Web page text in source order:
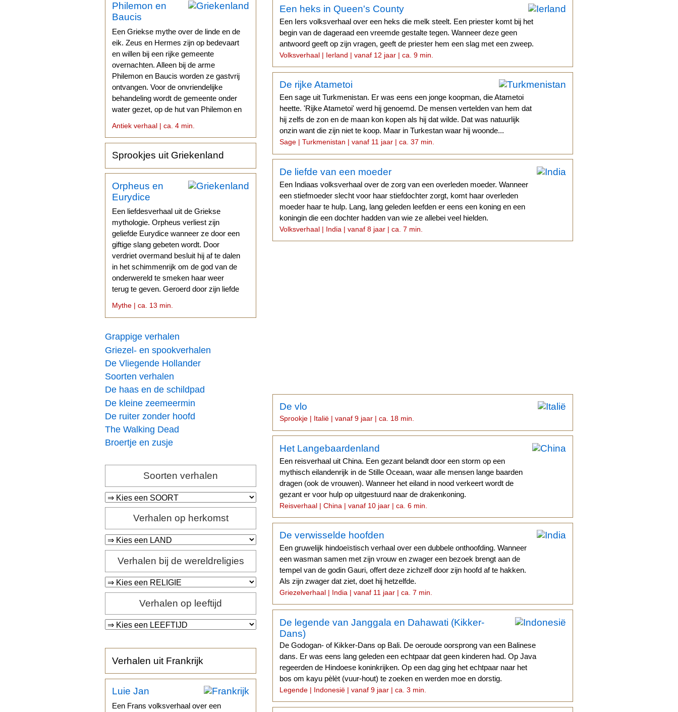
Philemon en
Baucis
Een Griekse mythe over de linde en de
eik. Zeus en Hermes zijn op bedevaart
en willen bij een rijke gemeente
overnachten. Alleen bij de arme
Philemon en Baucis worden ze gastvrij
ontvangen. Voor de onvriendelijke
behandeling wordt de gemeente onder
water gezet, op de hut van Philemon en
Antiek verhaal | ca. 4 min.
Sprookjes uit Griekenland
Orpheus en
Eurydice
Een liefdesverhaal uit de Griekse
mythologie. Orpheus verliest zijn
geliefde Eurydice wanneer ze door een
giftige slang gebeten wordt. Door
verdriet overmand besluit hij af te dalen
in het schimmenrijk om de god van de
onderwereld te smeken haar weer
terug te geven. Geroerd door zijn liefde
Mythe | ca. 13 min.
Grappige verhalen
Griezel- en spookverhalen
De Vliegende Hollander
Soorten verhalen
De haas en de schildpad
De kleine zeemeermin
De ruiter zonder hoofd
The Walking Dead
Broertje en zusje
Soorten verhalen
Verhalen op herkomst
Verhalen bij de wereldreligies
Verhalen op leeftijd
Verhalen uit Frankrijk
Luie Jan
Een Frans volksverhaal over een
Een heks in Queen's County
Een Iers volksverhaal over een heks die melk steelt. Een priester komt bij het
begin van de dageraad een vreemde gestalte tegen. Wanneer deze geen
antwoord geeft op zijn vragen, geeft de priester hem een slag met een zweep.
Volksverhaal | Ierland | vanaf 12 jaar | ca. 9 min.
De rijke Atametoi
Een sage uit Turkmenistan. Er was eens een jonge koopman, die Atametoi
heette. 'Rijke Atametoi' werd hij genoemd. De mensen vertelden van hem dat
hij zelfs de zon en de maan kon kopen als hij dat wilde. Dat was natuurlijk
onzin want die zijn niet te koop. Maar in Turkestan waar hij woonde...
Sage | Turkmenistan | vanaf 11 jaar | ca. 37 min.
De liefde van een moeder
Een Indiaas volksverhaal over de zorg van een overleden moeder. Wanneer
een stiefmoeder slecht voor haar stiefdochter zorgt, komt haar overleden
moeder haar te hulp. Lang, lang geleden leefden er eens een koning en een
koningin die een dochter hadden van wie ze allebei veel hielden.
Volksverhaal | India | vanaf 8 jaar | ca. 7 min.
De vlo
Sprookje | Italië | vanaf 9 jaar | ca. 18 min.
Het Langebaardenland
Een reisverhaal uit China. Een gezant belandt door een storm op een
mythisch eilandenrijk in de Stille Oceaan, waar alle mensen lange baarden
dragen (ook de vrouwen). Wanneer het eiland in nood verkeert wordt de
gezant er voor hulp op uitgestuurd naar de drakenkoning.
Reisverhaal | China | vanaf 10 jaar | ca. 6 min.
De verwisselde hoofden
Een gruwelijk hindoeïstisch verhaal over een dubbele onthoofding. Wanneer
een wasman samen met zijn vrouw en zwager een bezoek brengt aan de
tempel van de godin Gauri, offert deze zichzelf door zijn hoofd af te hakken.
Als zijn zwager dat ziet, doet hij hetzelfde.
Griezelverhaal | India | vanaf 11 jaar | ca. 7 min.
De legende van Janggala en Dahawati (Kikker-
Dans)
De Godogan- of Kikker-Dans op Bali. De oeroude oorsprong van een Balinese
dans. Er was eens lang geleden een echtpaar dat geen kinderen had. Op Java
regeerden de Hindoese koninkrijken. Op een dag ging het echtpaar naar het
bos om kayu pèlèt (vuur-hout) te zoeken en werden moe en dorstig.
Legende | Indonesië | vanaf 9 jaar | ca. 3 min.